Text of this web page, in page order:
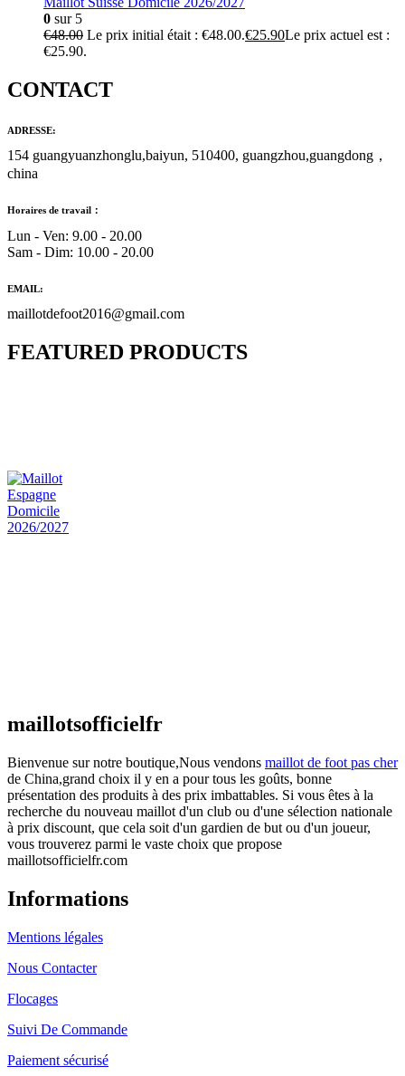
0 sur 5
€48.00 Le prix initial était : €48.00.€25.90Le prix actuel est :
€25.90.
CONTACT
ADRESSE:
154 guangyuanzhonglu,baiyun, 510400, guangzhou,guangdong，
china
Horaires de travail：
Lun - Ven: 9.00 - 20.00
Sam - Dim: 10.00 - 20.00
EMAIL:
maillotdefoot2016@gmail.com
FEATURED PRODUCTS
maillotsofficielfr
Bienvenue sur notre boutique,Nous vendons maillot de foot pas cher
de China,grand choix il y en a pour tous les goûts, bonne
présentation des produits à des prix imbattables. Si vous êtes à la
recherche du nouveau maillot d'un club ou d'une sélection nationale
à prix discount, que cela soit d'un gardien de but ou d'un joueur,
vous trouverez parmi le vaste choix que propose
maillotsofficielfr.com
Informations
Mentions légales
Nous Contacter
Flocages
Suivi De Commande
Paiement sécurisé